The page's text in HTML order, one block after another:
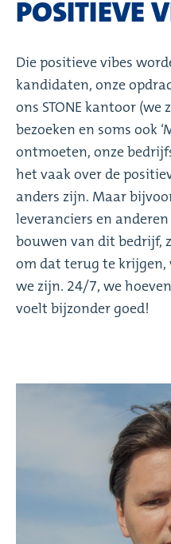
POSITIEVE
Die positieve vibes
kandidaten, onze
ons STONE kantoor (we
bezoeken en soms ook
ontmoeten, onze
het vaak over de
anders zijn. Maar
leveranciers en
bouwen van dit bedrijf,
om dat terug te krijgen,
we zijn. 24/7, we
voelt bijzonder goed!